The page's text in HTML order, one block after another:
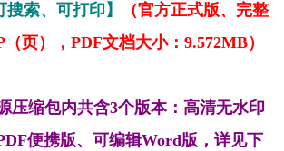
索、可打印】
（官方正式版、完整
页），PDF文档大小：9.572MB）
压缩包内共含3个版本：高清无水印
便携版、可编辑Word版，详见下